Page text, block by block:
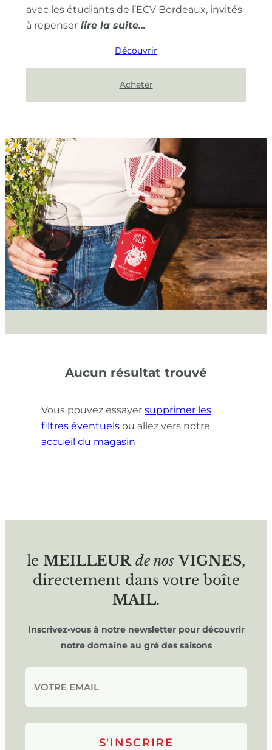
avec les étudiants de l’ECV Bordeaux, invités
à repenser
Découvrir
Acheter
Aucun résultat trouvé
Vous pouvez essayer supprimer les
filtres éventuels ou allez vers notre
accueil du magasin
le MEILLEUR de nos VIGNES,
directement dans votre boîte
MAIL.
Inscrivez-vous à notre newsletter pour découvrir
notre domaine au gré des saisons